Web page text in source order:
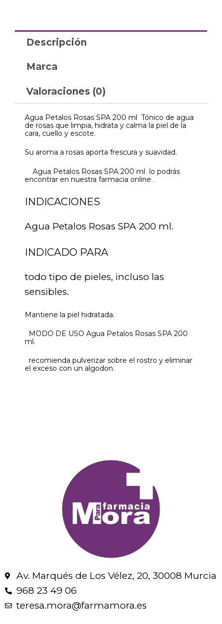
Descripción
Marca
Valoraciones (0)
Agua Petalos Rosas SPA 200 ml Tónico de agua
de rosas que limpia, hidrata y calma la piel de la
cara, cuello y escote.
Su aroma a rosas aporta frescura y suavidad.
Agua Petalos Rosas SPA 200 ml lo podrás
encontrar en nuestra farmacia online .
INDICACIONES
Agua Petalos Rosas SPA 200 ml.
INDICADO PARA
todo tipo de pieles, incluso las
sensibles.
Mantiene la piel hidratada.
MODO DE USO Agua Petalos Rosas SPA 200
ml.
recomienda pulverizar sobre el rostro y eliminar
el exceso con un algodon.
Av. Marqués de Los Vélez, 20, 30008 Murcia
968 23 49 06
teresa.mora@farmamora.es